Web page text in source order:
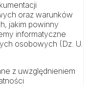
oraz warunków
jakim powinny
informatyczne
osobowych (Dz. U.
z uwzględnieniem